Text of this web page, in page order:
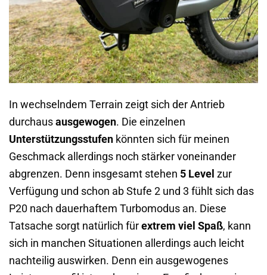
In wechselndem Terrain zeigt sich der Antrieb
durchaus ausgewogen. Die einzelnen
Unterstützungsstufen könnten sich für meinen
Geschmack allerdings noch stärker voneinander
abgrenzen. Denn insgesamt stehen 5 Level zur
Verfügung und schon ab Stufe 2 und 3 fühlt sich das
P20 nach dauerhaftem Turbomodus an. Diese
Tatsache sorgt natürlich für extrem viel Spaß, kann
sich in manchen Situationen allerdings auch leicht
nachteilig auswirken. Denn ein ausgewogenes